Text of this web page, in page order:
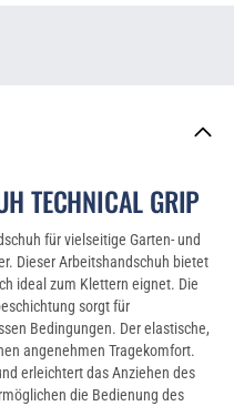
TECHNICAL GRIP
für vielseitige Garten- und
Dieser Arbeitshandschuh bietet
ideal zum Klettern eignet. Die
sorgt für
Bedingungen. Der elastische,
angenehmen Tragekomfort.
erleichtert das Anziehen des
die Bedienung des